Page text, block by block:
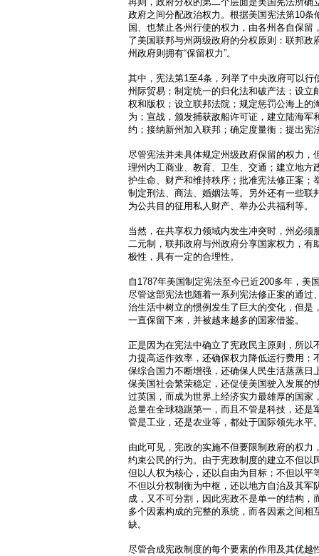
政府之间分配政治权力。根据美国宪法第10条
国、也禁止各州行使的权力，由各州各自保留
了美国联邦与州两级政府的分权原则：联邦政
州政府则拥有“保留权力”。
其中，宪法第1至4条，列举了中央政府可以
州际贸易；制定统一的归化法和破产法；设立
权和版权；设立联邦法院；规定惩罚公海上的
为；宣战，颁发捕获敌船许可证，建立陆海军
约；接纳新州加入联邦；确定度量衡；提出宪
尽管宪法并未具体规定州级政府保留的权力，
理州内工商业、教育、卫生、交通；建立地方
护生命、财产和维持秩序；批准宪法修正案；
制定刑法、商法、婚姻法等。另外还有一些联
为公共目的征用私人财产、举办公共福利等。
当然，在共享权力领域内发生冲突时，州必须
二元制，联邦政府与州政府分享国家权力，有
极性，具有一定的合理性。
自1787年美国制定宪法至今已近200多年，美
尽管这部宪法也随着一系列宪法修正案的通过
治生活中树立的惯例发生了巨大的变化，但是
一直保留下来，并被越来越多的国家借鉴。
正是因为在宪法中确立了宪政民主原则，所以
力提高运作效率，还确保权力降低运行费用；
保综合国力不断增强，还确保人民生活蒸蒸日
保美国社会繁荣稳定，还促使美国驶入发展的
过英国，而成为世界上经济实力最雄厚的国家
总量在全球稳踞第一，而且不管是科技，还是
管是工业，还是农业等，都处于国际领先水平
由此可见，宪政的实施不但要限制政府的权力
约束公民的行为。由于宪政制度的建立不但以
但以人权为核心，还以自由为目标；不但以平
不但以分权制衡为中枢，还以地方自治及其军
成，又不可分割，因此宪政不是单一的结构，
多个因素构成的完整的系统，而各因素之间相
缺。
尽管合成宪政制度的每个要素的作用及其优越